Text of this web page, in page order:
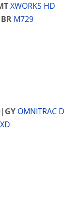
XWORKS HD
BR M729
| GY OMNITRAC D